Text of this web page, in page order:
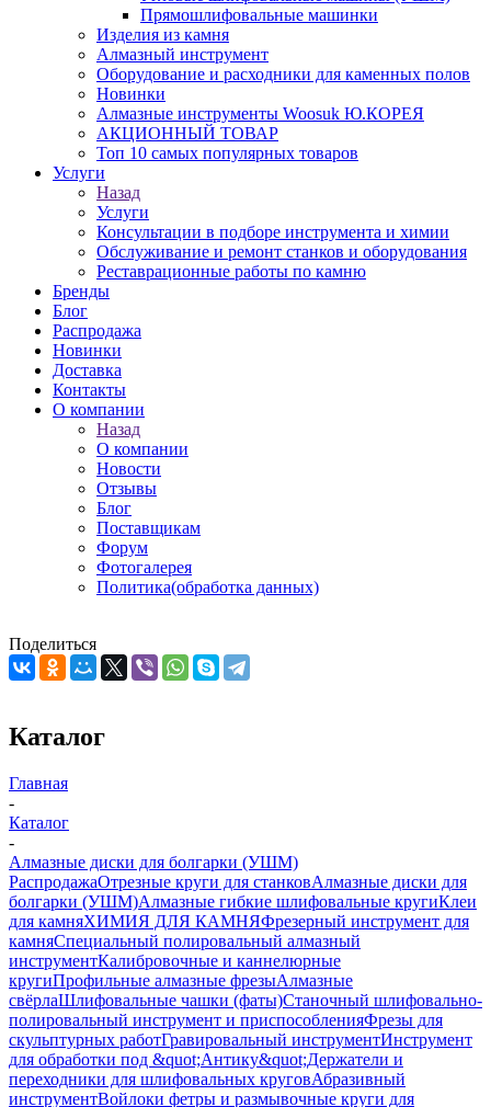
Прямошлифовальные машинки
Изделия из камня
Алмазный инструмент
Оборудование и расходники для каменных полов
Новинки
Алмазные инструменты Woosuk Ю.КОРЕЯ
АКЦИОННЫЙ ТОВАР
Топ 10 самых популярных товаров
Услуги
Назад
Услуги
Консультации в подборе инструмента и химии
Обслуживание и ремонт станков и оборудования
Реставрационные работы по камню
Бренды
Блог
Распродажа
Новинки
Доставка
Контакты
О компании
Назад
О компании
Новости
Отзывы
Блог
Поставщикам
Форум
Фотогалерея
Политика(обработка данных)
Поделиться
Каталог
Главная
-
Каталог
-
Алмазные диски для болгарки (УШМ)
РаспродажаОтрезные круги для станковАлмазные диски для
болгарки (УШМ)Алмазные гибкие шлифовальные кругиКлеи
для камняХИМИЯ ДЛЯ КАМНЯФрезерный инструмент для
камняСпециальный полировальный алмазный
инструментКалибровочные и каннелюрные
кругиПрофильные алмазные фрезыАлмазные
свёрлаШлифовальные чашки (фаты)Станочный шлифовально-
полировальный инструмент и приспособленияФрезы для
скульптурных работГравировальный инструментИнструмент
для обработки под &quot;Антику&quot;Держатели и
переходники для шлифовальных круговАбразивный
инструментВойлоки фетры и размывочные круги для